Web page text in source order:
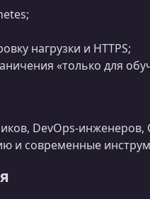
нагрузки и HTTPS;
«только для
DevOps‑инженеров,
и современные